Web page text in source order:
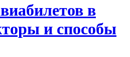
в
и способы